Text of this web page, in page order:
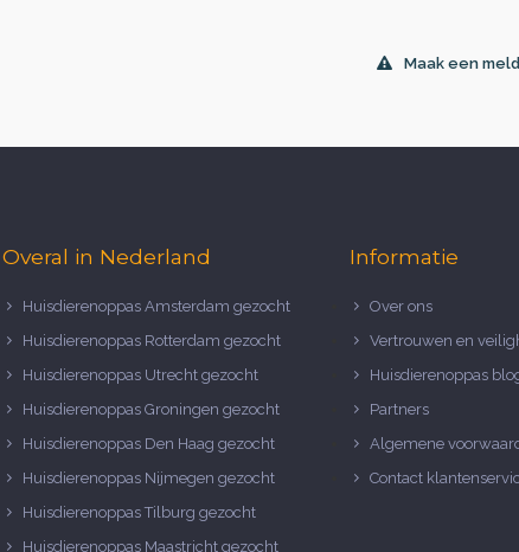
Maak een
Overal in Nederland
Huisdierenoppas Amsterdam gezocht
Huisdierenoppas Rotterdam gezocht
Huisdierenoppas Utrecht gezocht
Huisdierenoppas Groningen gezocht
Huisdierenoppas Den Haag gezocht
Huisdierenoppas Nijmegen gezocht
Huisdierenoppas Tilburg gezocht
Huisdierenoppas Maastricht gezocht
Informatie
Over ons
Vertrouwen en
Huisdierenoppas
Partners
Algemene
Contact